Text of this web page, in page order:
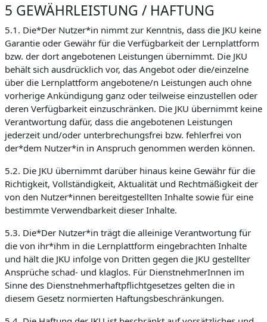
5 GEWÄHRLEISTUNG / HAFTUNG
5.1. Die*Der Nutzer*in nimmt zur Kenntnis, dass die JKU keine
Garantie oder Gewähr für die Verfügbarkeit der Lernplattform
bzw. der dort angebotenen Leistungen übernimmt. Die JKU
behält sich ausdrücklich vor, das Angebot oder die/einzelne
über die Lernplattform angebotene/n Leistungen auch ohne
vorherige Ankündigung ganz oder teilweise einzustellen oder
deren Verfügbarkeit einzuschränken. Die JKU übernimmt keine
Verantwortung dafür, dass die angebotenen Leistungen
jederzeit und/oder unterbrechungsfrei bzw. fehlerfrei von
der*dem Nutzer*in in Anspruch genommen werden können.
5.2. Die JKU übernimmt darüber hinaus keine Gewähr für die
Richtigkeit, Vollständigkeit, Aktualität und Rechtmäßigkeit der
von den Nutzer*innen bereitgestellten Inhalte sowie für eine
bestimmte Verwendbarkeit dieser Inhalte.
5.3. Die*Der Nutzer*in trägt die alleinige Verantwortung für
die von ihr*ihm in die Lernplattform eingebrachten Inhalte
und hält die JKU infolge von Dritten gegen die JKU gestellter
Ansprüche schad- und klaglos. Für DienstnehmerInnen im
Sinne des Dienstnehmerhaftpflichtgesetzes gelten die in
diesem Gesetz normierten Haftungsbeschränkungen.